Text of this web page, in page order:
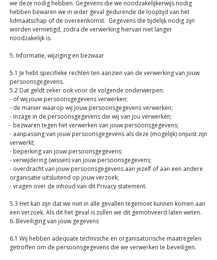
we deze nodig hebben. Gegevens die we noodzakelijkerwijs nodig
hebben bewaren we in ieder geval gedurende de looptijd van het
lidmaatschap of de overeenkomst. Gegevens die tijdelijk nodig zijn
worden vernietigd, zodra de verwerking hiervan niet langer
noodzakelijk is.
5. Informatie, wijziging en bezwaar
5.1 Je hebt specifieke rechten ten aanzien van de verwerking van jouw
persoonsgegevens.
5.2 Dat geldt zeker ook voor de volgende onderwerpen:
- of wij jouw persoonsgegevens verwerken;
- de manier waarop wij jouw persoonsgegevens verwerken;
- inzage in de persoonsgegevens die wij van jou verwerken;
- bezwaren tegen het verwerken van jouw persoonsgegevens;
- aanpassing van jouw persoonsgegevens als deze (mogelijk) onjuist zijn
verwerkt;
- beperking van jouw persoonsgegevens;
- verwijdering (wissen) van jouw persoonsgegevens;
- overdracht van jouw persoonsgegevens aan jezelf of aan een andere
organisatie uitsluitend op jouw verzoek;
- vragen over de inhoud van dit Privacy statement.
5.3 Het kan zijn dat we niet in alle gevallen tegemoet kunnen komen aan
een verzoek. Als dit het geval is zullen we dit gemotiveerd laten weten.
6. Beveiliging van jouw gegevens
6.1 Wij hebben adequate technische en organisatorische maatregelen
getroffen om de persoonsgegevens die we verwerken te beveiligen.